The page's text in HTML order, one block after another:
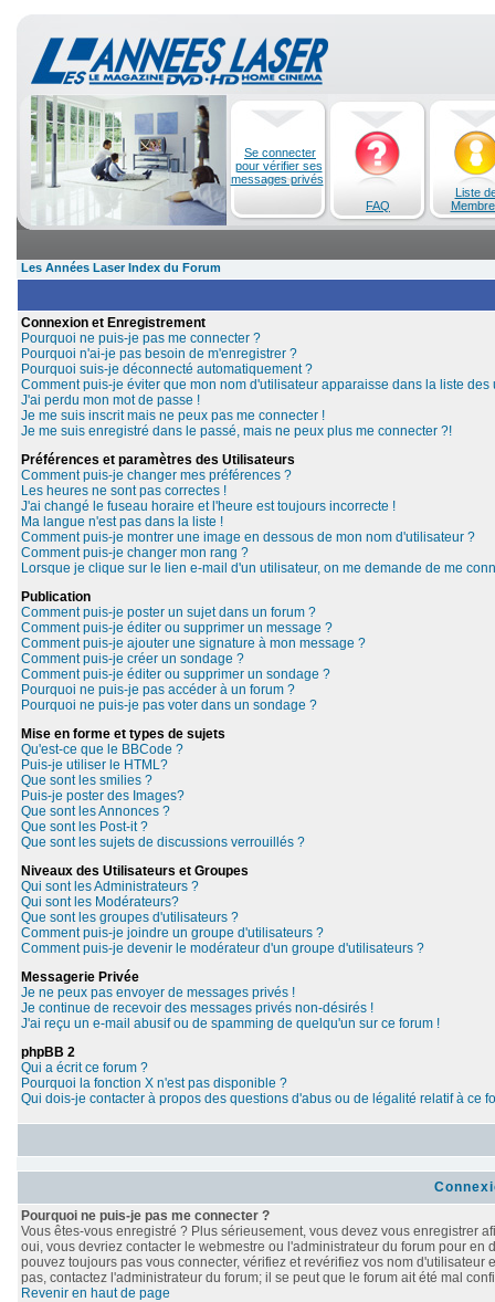
Se connecter
pour vérifier ses
messages privés
FAQ
Liste
Les Années Laser Index du Forum
Connexion et Enregistrement
Pourquoi ne puis-je pas me connecter ?
Pourquoi n'ai-je pas besoin de m'enregistrer ?
Pourquoi suis-je déconnecté automatiquement ?
Comment puis-je éviter que mon nom d'utilisateur apparaisse dans la liste
J'ai perdu mon mot de passe !
Je me suis inscrit mais ne peux pas me connecter !
Je me suis enregistré dans le passé, mais ne peux plus me connecter ?!
Préférences et paramètres des Utilisateurs
Comment puis-je changer mes préférences ?
Les heures ne sont pas correctes !
J'ai changé le fuseau horaire et l'heure est toujours incorrecte !
Ma langue n'est pas dans la liste !
Comment puis-je montrer une image en dessous de mon nom d'utilisateur ?
Comment puis-je changer mon rang ?
Lorsque je clique sur le lien e-mail d'un utilisateur, on me demande de me
Publication
Comment puis-je poster un sujet dans un forum ?
Comment puis-je éditer ou supprimer un message ?
Comment puis-je ajouter une signature à mon message ?
Comment puis-je créer un sondage ?
Comment puis-je éditer ou supprimer un sondage ?
Pourquoi ne puis-je pas accéder à un forum ?
Pourquoi ne puis-je pas voter dans un sondage ?
Mise en forme et types de sujets
Qu'est-ce que le BBCode ?
Puis-je utiliser le HTML?
Que sont les smilies ?
Puis-je poster des Images?
Que sont les Annonces ?
Que sont les Post-it ?
Que sont les sujets de discussions verrouillés ?
Niveaux des Utilisateurs et Groupes
Qui sont les Administrateurs ?
Qui sont les Modérateurs?
Que sont les groupes d'utilisateurs ?
Comment puis-je joindre un groupe d'utilisateurs ?
Comment puis-je devenir le modérateur d'un groupe d'utilisateurs ?
Messagerie Privée
Je ne peux pas envoyer de messages privés !
Je continue de recevoir des messages privés non-désirés !
J'ai reçu un e-mail abusif ou de spamming de quelqu'un sur ce forum !
phpBB 2
Qui a écrit ce forum ?
Pourquoi la fonction X n'est pas disponible ?
Qui dois-je contacter à propos des questions d'abus ou de légalité relatif à ce
Pourquoi ne puis-je pas me connecter ?
Vous êtes-vous enregistré ? Plus sérieusement, vous devez vous enregistrer
oui, vous devriez contacter le webmestre ou l'administrateur du forum pour
pouvez toujours pas vous connecter, vérifiez et revérifiez vos nom
pas, contactez l'administrateur du forum; il se peut que le forum ait été mal
Revenir en haut de page